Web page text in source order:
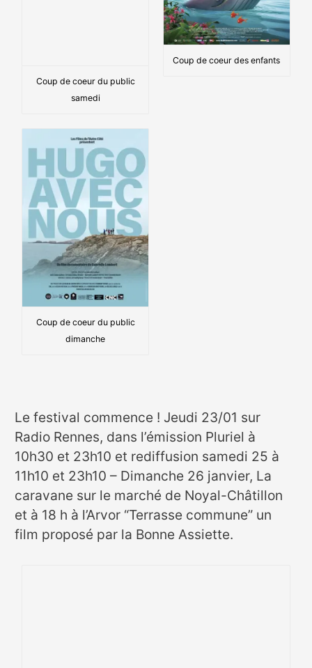
Coup de coeur du public
samedi
Coup de coeur des enfants
Coup de coeur du public
dimanche
Le festival commence ! Jeudi 23/01 sur
Radio Rennes, dans l’émission Pluriel à
10h30 et 23h10 et rediffusion samedi 25 à
11h10 et 23h10 – Dimanche 26 janvier, La
caravane sur le marché de Noyal-Châtillon
et à 18 h à l’Arvor “Terrasse commune” un
film proposé par la Bonne Assiette.